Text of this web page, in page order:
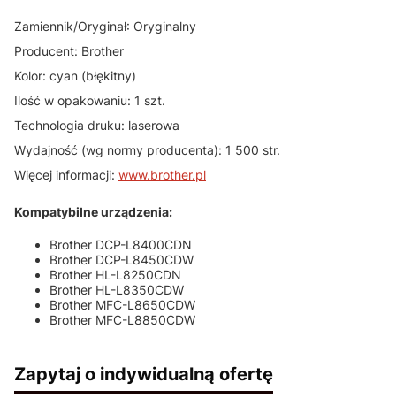
Zamiennik/Oryginał: Oryginalny
Producent: Brother
Kolor: cyan (błękitny)
Ilość w opakowaniu: 1 szt.
Technologia druku: laserowa
Wydajność (wg normy producenta): 1 500 str.
Więcej informacji: www.brother.pl
Kompatybilne urządzenia:
Brother DCP-L8400CDN
Brother DCP-L8450CDW
Brother HL-L8250CDN
Brother HL-L8350CDW
Brother MFC-L8650CDW
Brother MFC-L8850CDW
Zapytaj o indywidualną ofertę